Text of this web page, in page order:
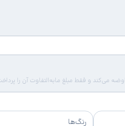
می‌کند و فقط مبلغ مابه‌التفاوت آن را
رنگ‌ها